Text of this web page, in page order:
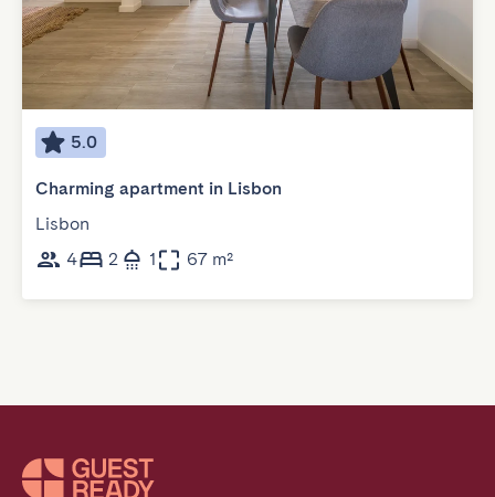
5.0
Charming apartment in Lisbon
Lisbon
4
2 1 67 m²